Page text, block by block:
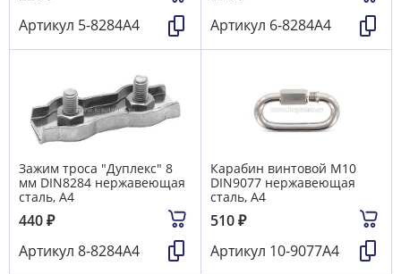
Артикул 5-8284А4
Артикул 6-8284А4
Зажим троса "Дуплекс" 8
мм DIN8284 нержавеющая
сталь, А4
440₽
Артикул 8-8284А4
Карабин винтовой M10
DIN9077 нержавеющая
сталь, A4
510₽
Артикул 10-9077А4